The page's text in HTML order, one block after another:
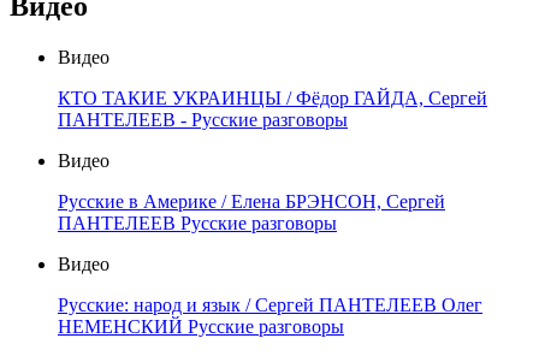
Видео
Видео
КТО ТАКИЕ УКРАИНЦЫ / Фёдор ГАЙДА, Сергей
ПАНТЕЛЕЕВ - Русские разговоры
Видео
Русские в Америке / Елена БРЭНСОН, Сергей
ПАНТЕЛЕЕВ Русские разговоры
Видео
Русские: народ и язык / Сергей ПАНТЕЛЕЕВ Олег
НЕМЕНСКИЙ Русские разговоры